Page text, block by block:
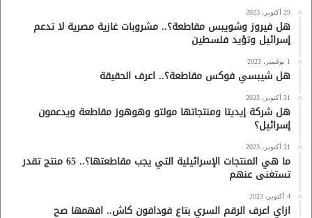
29 أكتوبر، 2023
هل فيروز وشويبس مقاطعة؟.. مشروبات غازية مصرية لا تدعم
إسرائيل وتؤيد فلسطين
1 نوفمبر، 2023
هل شيبسي فوكس مقاطعة؟.. اعرف الحقيقة
31 أكتوبر، 2023
هل شركة إيديتا ومنتجاتها مولتو وهوهوز مقاطعة ويدعمون
إسرائيل؟
21 أكتوبر، 2023
ما هي المنتجات الإسرائيلية التي يجب مقاطعتها؟.. 65 منتج تقدر
تستغنى عنهم
4 أكتوبر، 2023
ازاي اعرف الرقم السري بتاع فودافون كاش.. افهمها صح